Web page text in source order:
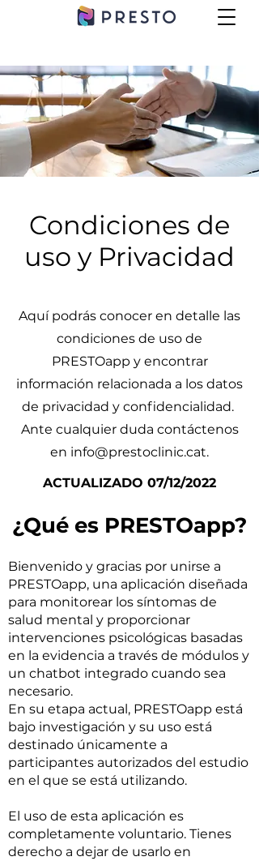
Condiciones de
uso y Privacidad
Aquí podrás conocer en detalle las
condiciones de uso de
PRESTOapp y encontrar
información relacionada a los datos
de privacidad y confidencialidad.
Ante cualquier duda contáctenos
en info@prestoclinic.cat.
ACTUALIZADO 07/12/2022
¿Qué es PRESTOapp?
Bienvenido y gracias por unirse a
PRESTOapp, una aplicación diseñada
para monitorear los síntomas de
salud mental y proporcionar
intervenciones psicológicas basadas
en la evidencia a través de módulos y
un chatbot integrado cuando sea
necesario.
En su etapa actual, PRESTOapp está
bajo investigación y su uso está
destinado únicamente a
participantes autorizados del estudio
en el que se está utilizando.
El uso de esta aplicación es
completamente voluntario. Tienes
derecho a dejar de usarlo en